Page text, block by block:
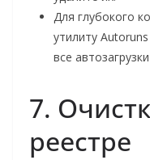
Для глубокого
утилиту
все
7.
реестре